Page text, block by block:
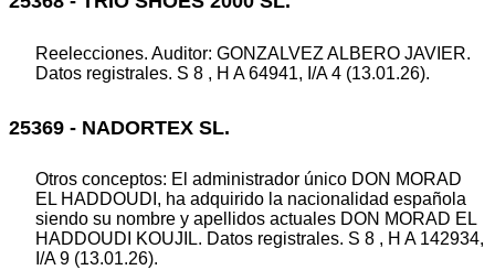
Reelecciones. Auditor: GONZALVEZ ALBERO JAVIER.
Datos registrales. S 8 , H A 64941, I/A 4 (13.01.26).
25369 - NADORTEX SL.
Otros conceptos: El administrador único DON MORAD
EL HADDOUDI, ha adquirido la nacionalidad española
siendo su nombre y apellidos actuales DON MORAD EL
HADDOUDI KOUJIL. Datos registrales. S 8 , H A 142934,
I/A 9 (13.01.26).